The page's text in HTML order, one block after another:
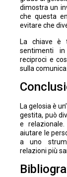
dimostra un
che questa
evitare che
La chiave è
sentimenti
reciproci e
sulla
La gelosia è
gestita, può
e
aiutare le
a uno
relazioni più